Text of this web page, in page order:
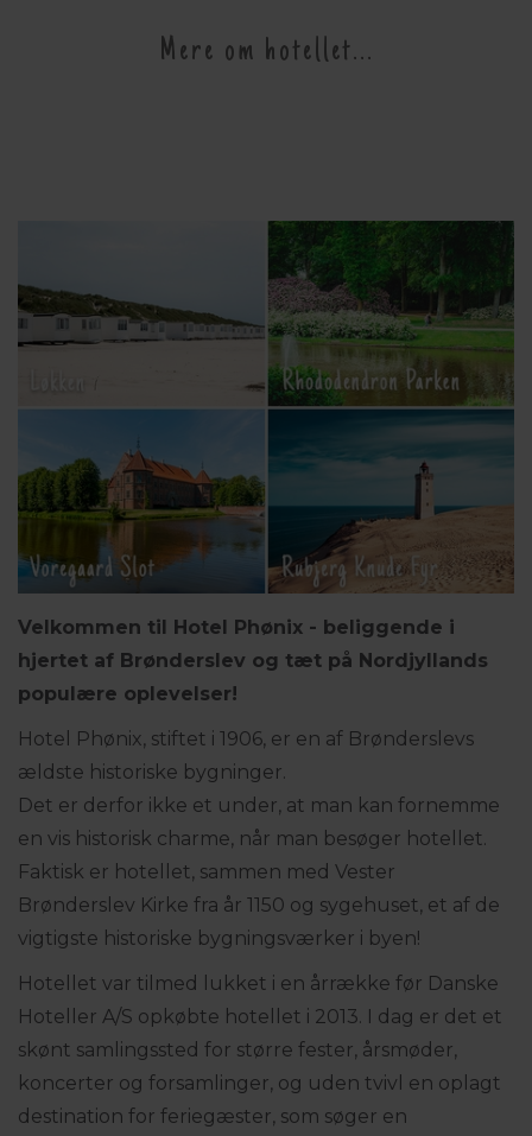
Mere om hotellet...
Velkommen til Hotel Phønix - beliggende i
hjertet af Brønderslev og tæt på Nordjyllands
populære oplevelser!
Hotel Phønix, stiftet i 1906, er en af Brønderslevs
ældste historiske bygninger.
Det er derfor ikke et under, at man kan fornemme
en vis historisk charme, når man besøger hotellet.
Faktisk er hotellet, sammen med Vester
Brønderslev Kirke fra år 1150 og sygehuset, et af de
vigtigste historiske bygningsværker i byen!
Hotellet var tilmed lukket i en årrække før Danske
Hoteller A/S opkøbte hotellet i 2013. I dag er det et
skønt samlingssted for større fester, årsmøder,
koncerter og forsamlinger, og uden tvivl en oplagt
destination for feriegæster, som søger en